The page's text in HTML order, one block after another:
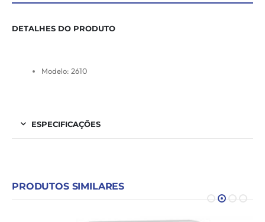
DETALHES DO PRODUTO
Modelo: 2610
ESPECIFICAÇÕES
PRODUTOS SIMILARES